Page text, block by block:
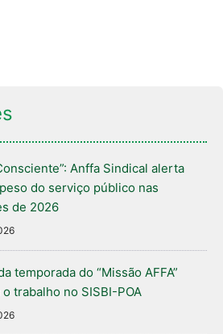
Anffa Sindical alerta
do serviço público nas
de 2026
temporada do “Missão AFFA”
trabalho no SISBI-POA